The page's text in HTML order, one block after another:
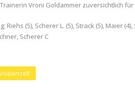
Vroni Goldammer zuversichtlich
Riehs (5), Scherer L. (5), Strack (5), Maier
Scherer C